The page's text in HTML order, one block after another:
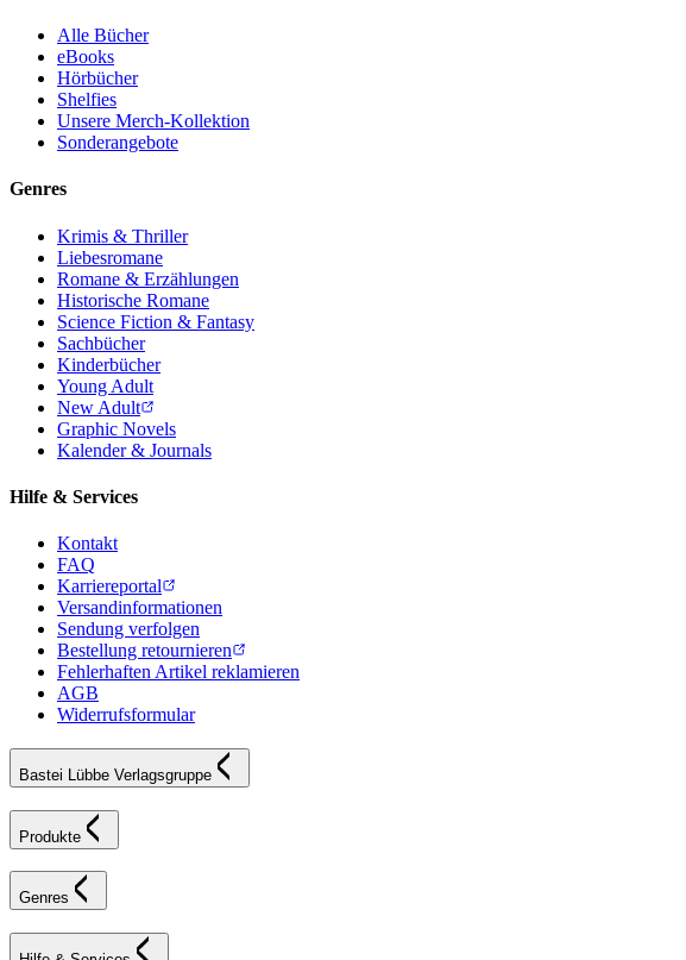
Alle Bücher
eBooks
Hörbücher
Shelfies
Unsere Merch-Kollektion
Sonderangebote
Genres
Krimis & Thriller
Liebesromane
Romane & Erzählungen
Historische Romane
Science Fiction & Fantasy
Sachbücher
Kinderbücher
Young Adult
New Adult
Graphic Novels
Kalender & Journals
Hilfe & Services
Kontakt
FAQ
Karriereportal
Versandinformationen
Sendung verfolgen
Bestellung retournieren
Fehlerhaften Artikel reklamieren
AGB
Widerrufsformular
Bastei Lübbe Verlagsgruppe
Produkte
Genres